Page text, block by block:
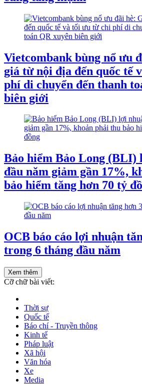
Vietcombank bùng nổ ưu
giá từ nội địa đến quốc tế
phí di chuyển đến thanh
biên giới
Bảo hiểm Bảo Long (BLI)
đầu năm giảm gần 17%,
bảo hiểm tăng hơn 70 tỷ
OCB báo cáo lợi nhuận
trong 6 tháng đầu năm
Xem thêm
Cỡ chữ bài viết:
Thời sự
Quốc tế
Báo chí - Truyền thông
Kinh tế
Pháp luật
Xã hội
Văn hóa
Xe
Media